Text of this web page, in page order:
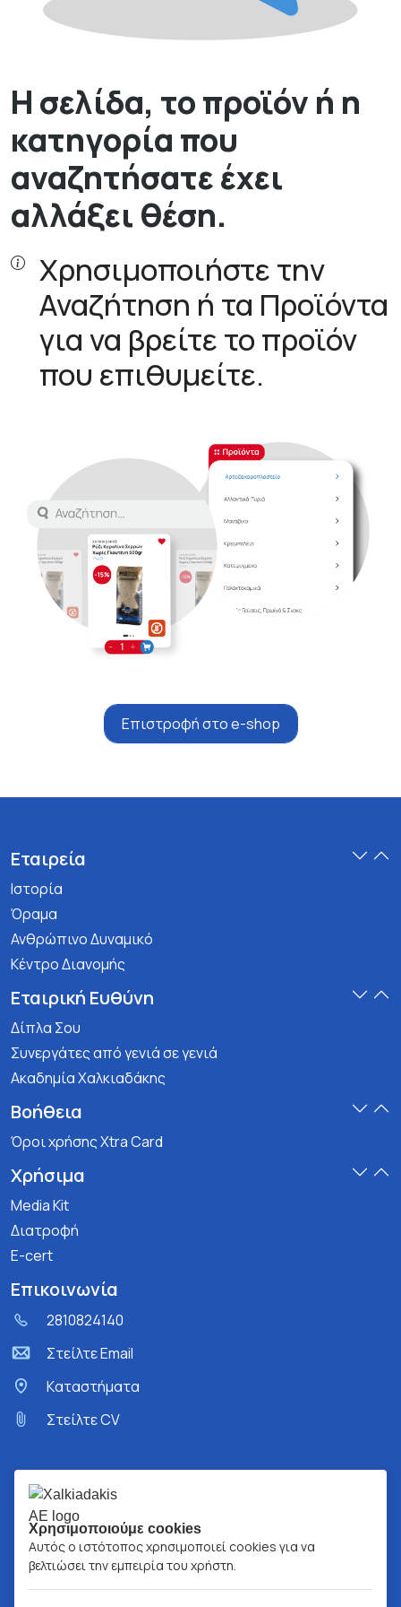
Η σελίδα, το προϊόν ή η
κατηγορία που
αναζητήσατε έχει
αλλάξει θέση.
Χρησιμοποιήστε την
Αναζήτηση ή τα Προϊόντα
για να βρείτε το προϊόν
που επιθυμείτε.
Επιστροφή στο e-shop
Εταιρεία
Ιστορία
Όραμα
Ανθρώπινο Δυναμικό
Κέντρο Διανομής
Εταιρική Ευθύνη
Δίπλα Σου
Συνεργάτες από γενιά σε γενιά
Ακαδημία Χαλκιαδάκης
Βοήθεια
Όροι χρήσης Xtra Card
Χρήσιμα
Media Kit
Διατροφή
E-cert
Επικοινωνία
2810824140
Στείλτε Email
Kαταστήματα
Στείλτε CV
Χρησιμοποιούμε cookies
Αυτός ο ιστότοπος χρησιμοποιεί cookies για να
βελτιώσει την εμπειρία του χρήστη.